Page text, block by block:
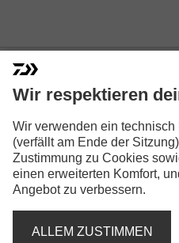
INFINITY®
ACCESSORY
TACKLE TASCHE | M-
Wir respektieren
Wir verwenden ein
(verfällt am Ende der
Zustimmung zu Cookies
einen erweiterten Komfort,
Angebot zu verbessern.
ALLEM ZUSTIMMEN